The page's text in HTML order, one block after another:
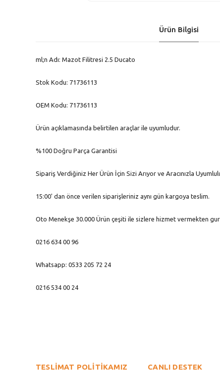
Ürün Bilgisi
ml;n Adı: Mazot Filitresi 2.5 Ducato
Stok Kodu: 71736113
OEM Kodu: 71736113
Ürün açıklamasında belirtilen araçlar ile uyumludur.
%100 Doğru Parça Garantisi
Sipariş Verdiğiniz Her Ürün İçin Sizi Arıyor ve Aracınızla
15:00' dan önce verilen siparişleriniz aynı gün kargoya teslim.
Oto Menekşe 30.000 Ürün çeşiti ile sizlere hizmet vermekten
0216 634 00 96
Whatsapp: 0533 205 72 24
0216 534 00 24
Ürün açıklamasında eksik bilgiler bulunuyor.
TESLİMAT POLİTİKAMIZ CANLI DESTEK